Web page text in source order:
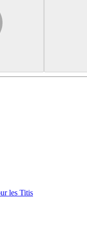
les Titis